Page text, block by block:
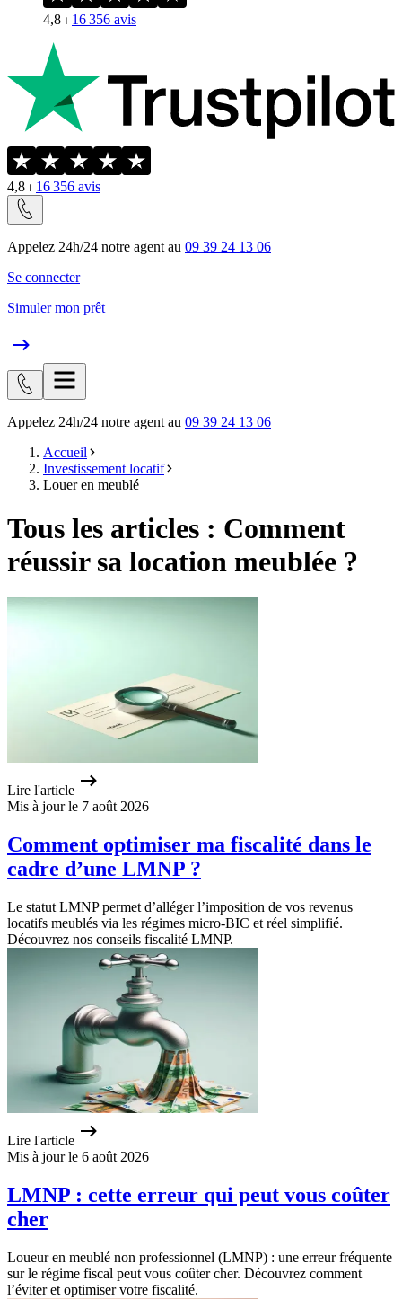
4,8 ⏐ 16 356 avis
4,8 ⏐ 16 356 avis
Appelez 24h/24 notre agent au 09 39 24 13 06
Se connecter
Simuler mon prêt
Appelez 24h/24 notre agent au 09 39 24 13 06
Accueil
Investissement locatif
Louer en meublé
Tous les articles : Comment
réussir sa location meublée ?
Lire l'article
Mis à jour le 7 août 2026
Comment optimiser ma fiscalité dans le
cadre d’une LMNP ?
Le statut LMNP permet d’alléger l’imposition de vos revenus
locatifs meublés via les régimes micro-BIC et réel simplifié.
Découvrez nos conseils fiscalité LMNP.
Lire l'article
Mis à jour le 6 août 2026
LMNP : cette erreur qui peut vous coûter
cher
Loueur en meublé non professionnel (LMNP) : une erreur fréquente
sur le régime fiscal peut vous coûter cher. Découvrez comment
l’éviter et optimiser votre fiscalité.